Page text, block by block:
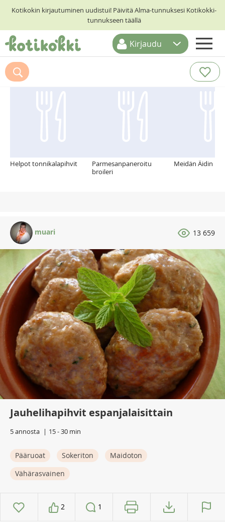
Kotikokin kirjautuminen uudistui! Päivitä Alma-tunnuksesi Kotikokki-
tunnukseen täällä
ETUSIVU
RESEPTIHAKU
Kirjaudu
Suosittelemme myös
Helpot tonnikalapihvit
Parmesanpaneroitu
broileri
Meidän Äidin
muari 13 659
Jauhelihapihvit espanjalaisittain
5 annosta 15 - 30 min
Pääruoat Sokeriton
Maidoton
Vähärasvainen
2 1